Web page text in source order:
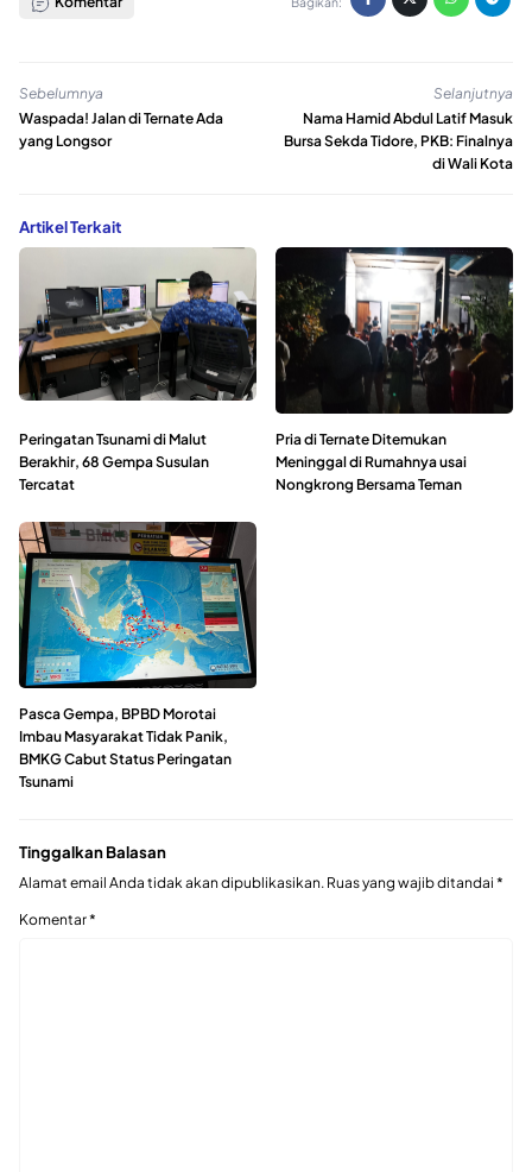
Sebelumnya
Waspada! Jalan di Ternate Ada
yang Longsor
Selanjutnya
Nama Hamid Abdul Latif Masuk
Bursa Sekda Tidore, PKB: Finalnya
di Wali Kota
Artikel Terkait
Peringatan Tsunami di Malut
Berakhir, 68 Gempa Susulan
Tercatat
Pria di Ternate Ditemukan
Meninggal di Rumahnya usai
Nongkrong Bersama Teman
Pasca Gempa, BPBD Morotai
Imbau Masyarakat Tidak Panik,
BMKG Cabut Status Peringatan
Tsunami
Tinggalkan Balasan
Alamat email Anda tidak akan dipublikasikan. Ruas yang wajib ditandai *
Komentar*